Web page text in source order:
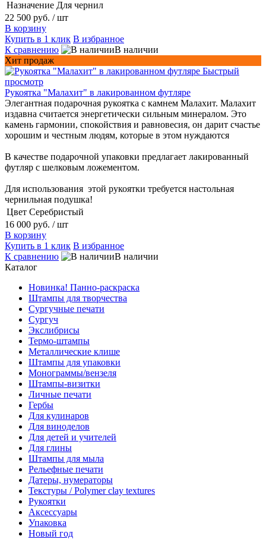
Назначение Для чернил
22 500 руб. / шт
В корзину
Купить в 1 клик В избранное
К сравнению
В наличии
Хит продаж
Быстрый
просмотр
Рукоятка "Малахит" в лакированном футляре
Элегантная подарочная рукоятка с камнем Малахит. Малахит
издавна считается энергетически сильным минералом. Это
камень гармонии, спокойствия и равновесия, он дарит счастье
хорошим и честным людям, которые в этом нуждаются
В качестве подарочной упаковки предлагает лакированный
футляр с шелковым ложементом.
Для использования этой рукоятки требуется настольная
чернильная подушка!
Цвет Серебристый
16 000 руб. / шт
В корзину
Купить в 1 клик В избранное
К сравнению
В наличии
Каталог
Новинка! Панно-раскраска
Штампы для творчества
Сургучные печати
Сургуч
Экслибрисы
Термо-штампы
Металлические клише
Штампы для упаковки
Монограммы/вензеля
Штампы-визитки
Личные печати
Гербы
Для кулинаров
Для виноделов
Для детей и учителей
Для глины
Штампы для мыла
Рельефные печати
Датеры, нумераторы
Текстуры / Polymer clay textures
Рукоятки
Аксессуары
Упаковка
Новый год